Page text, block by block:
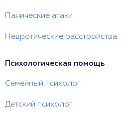
Панические атаки
Невротические расстройства
Психологическая помощь
Семейный психолог
Детский психолог